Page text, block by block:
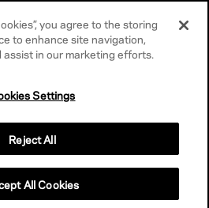
Términos y condiciones
Política de privacidad
you agree to the storing
to enhance site navigation,
assist in our marketing efforts.
Settings
Reject All
All Cookies